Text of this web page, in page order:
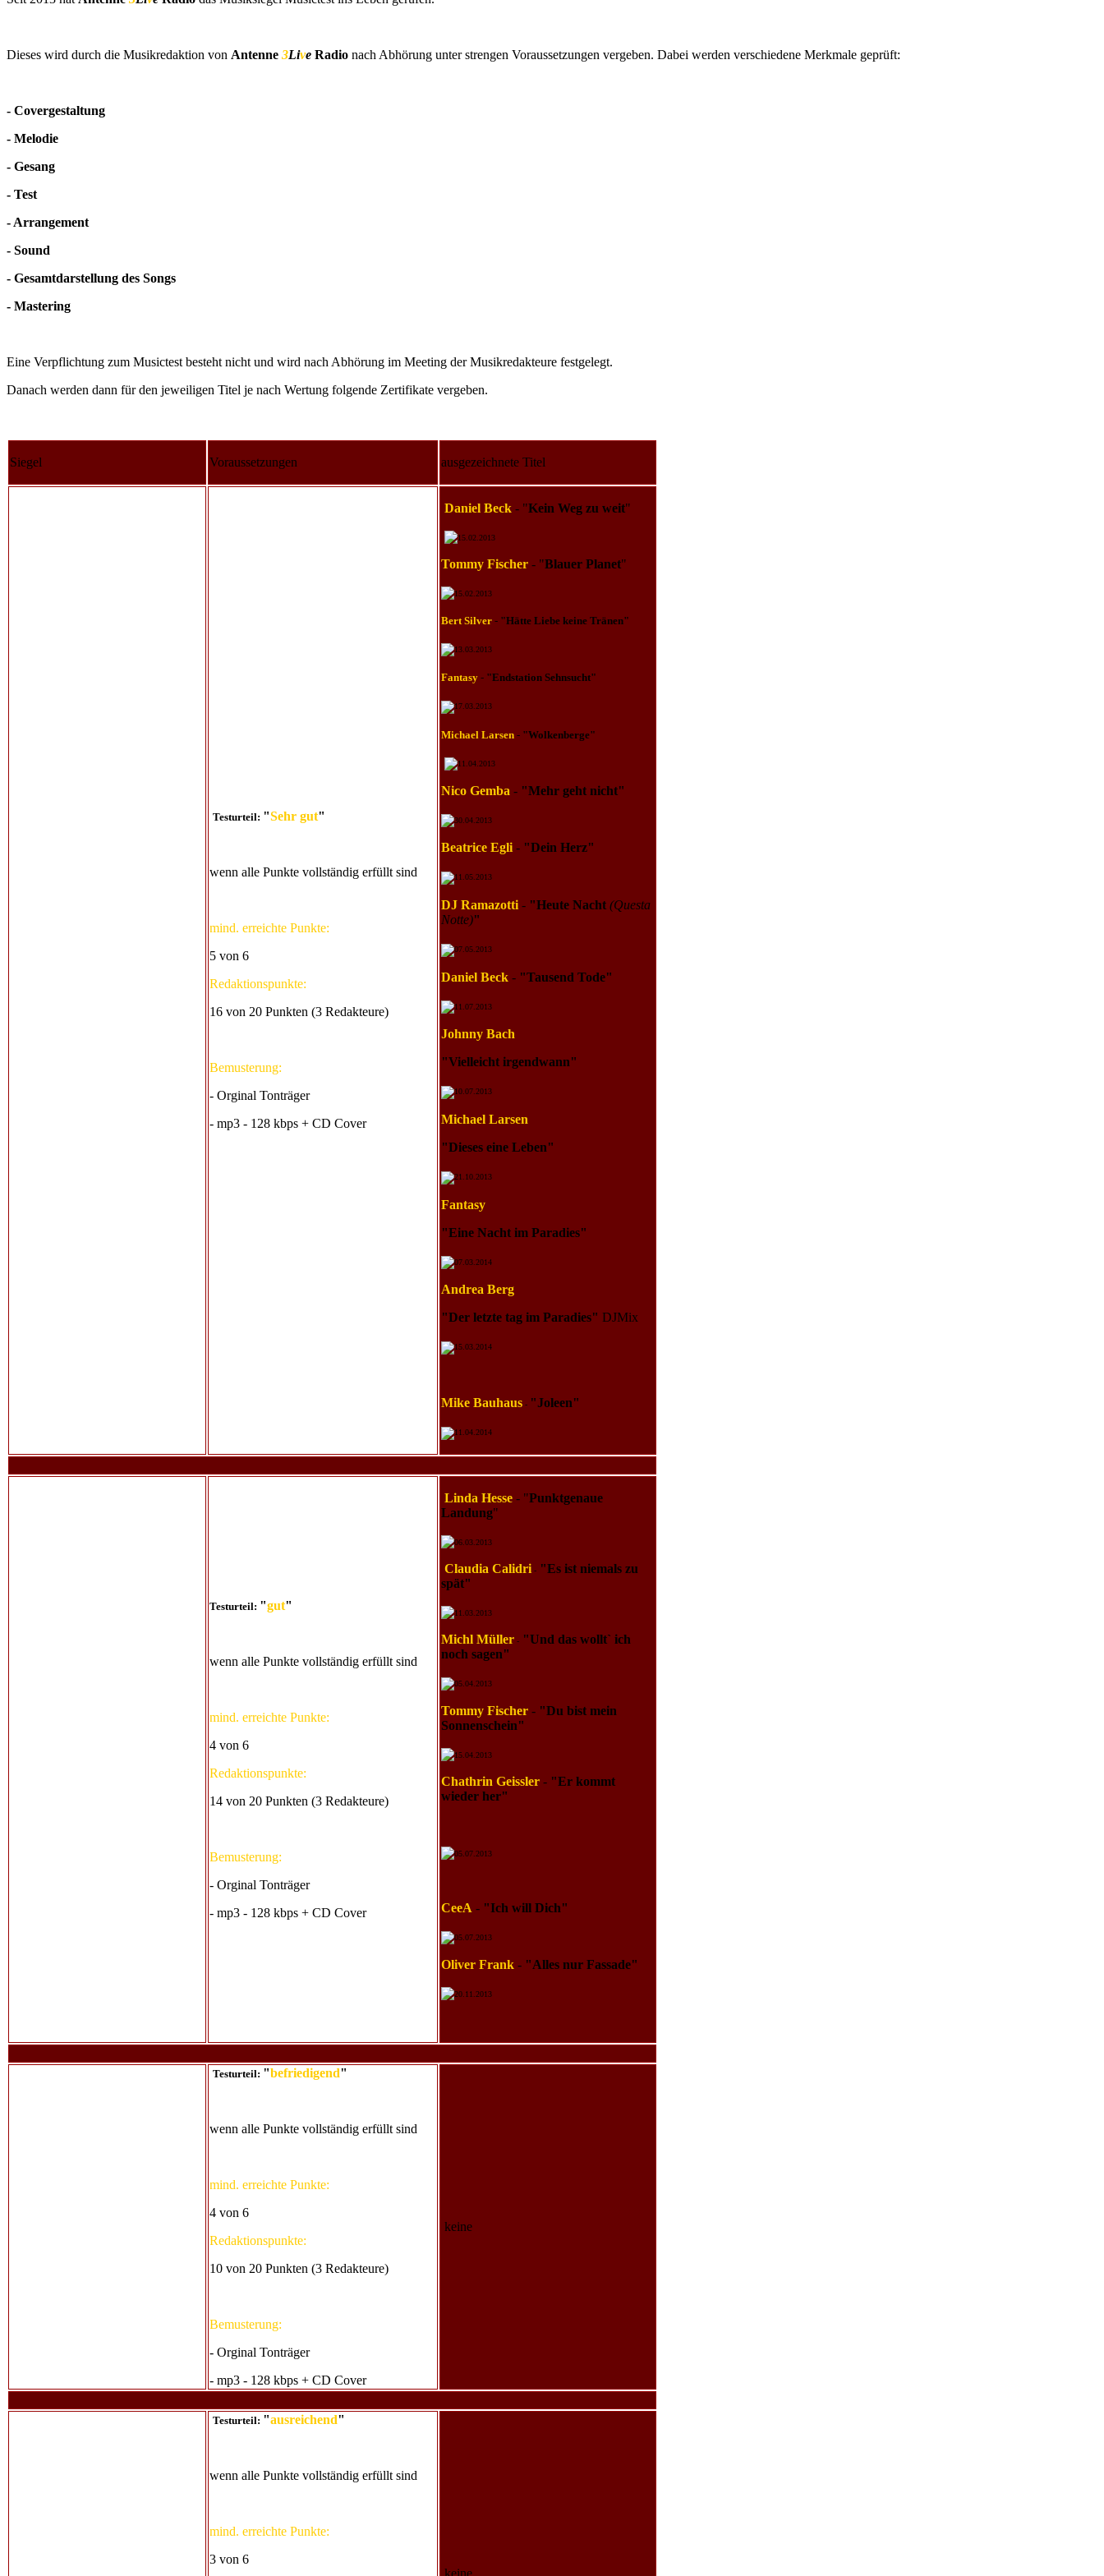
Dieses wird durch die Musikredaktion von Antenne 3Live Radio nach Abhörung unter strengen Voraussetzungen vergeben. Dabei werden verschiedene Merkmale geprüft:
- Covergestaltung
- Melodie
- Gesang
- Test
- Arrangement
- Sound
- Gesamtdarstellung des Songs
- Mastering
Eine Verpflichtung zum Musictest besteht nicht und wird nach Abhörung im Meeting der Musikredakteure festgelegt.
Danach werden dann für den jeweiligen Titel je nach Wertung folgende Zertifikate vergeben.
Siegel Voraussetzungen ausgezeichnete Titel
Testurteil: "Sehr gut"
wenn alle Punkte vollständig erfüllt sind
mind. erreichte Punkte:
5 von 6
Redaktionspunkte:
16 von 20 Punkten (3 Redakteure)
Bemusterung:
- Orginal Tonträger
- mp3 - 128 kbps + CD Cover
Daniel Beck - "Kein Weg zu weit"
15.02.2013
Tommy Fischer - "Blauer Planet"
15.02.2013
Bert Silver - "Hätte Liebe keine Tränen"
13.03.2013
Fantasy - "Endstation Sehnsucht"
17.03.2013
Michael Larsen - "Wolkenberge"
11.04.2013
Nico Gemba - "Mehr geht nicht"
30.04.2013
Beatrice Egli - "Dein Herz"
11.05.2013
DJ Ramazotti - "Heute Nacht (Questa
Notte)"
07.05.2013
Daniel Beck - "Tausend Tode"
11.07.2013
Johnny Bach
"Vielleicht irgendwann"
10.07.2013
Michael Larsen
"Dieses eine Leben"
21.10.2013
Fantasy
"Eine Nacht im Paradies"
07.03.2014
Andrea Berg
"Der letzte tag im Paradies" DJMix
15.03.2014
Mike Bauhaus - "Joleen"
11.04.2014
Testurteil: "gut"
wenn alle Punkte vollständig erfüllt sind
mind. erreichte Punkte:
4 von 6
Redaktionspunkte:
14 von 20 Punkten (3 Redakteure)
Bemusterung:
- Orginal Tonträger
- mp3 - 128 kbps + CD Cover
Linda Hesse - "Punktgenaue
Landung"
06.03.2013
Claudia Calidri - "Es ist niemals zu
spät"
11.03.2013
Michl Müller - "Und das wollt` ich
noch sagen"
05.04.2013
Tommy Fischer - "Du bist mein
Sonnenschein"
15.04.2013
Chathrin Geissler - "Er kommt
wieder her"
05.07.2013
CeeA - "Ich will Dich"
05.07.2013
Oliver Frank - "Alles nur Fassade"
20.11.2013
Testurteil: "befriedigend"
wenn alle Punkte vollständig erfüllt sind
mind. erreichte Punkte:
4 von 6
Redaktionspunkte:
10 von 20 Punkten (3 Redakteure)
Bemusterung:
- Orginal Tonträger
- mp3 - 128 kbps + CD Cover
keine
Testurteil: "ausreichend"
wenn alle Punkte vollständig erfüllt sind
mind. erreichte Punkte:
3 von 6
keine